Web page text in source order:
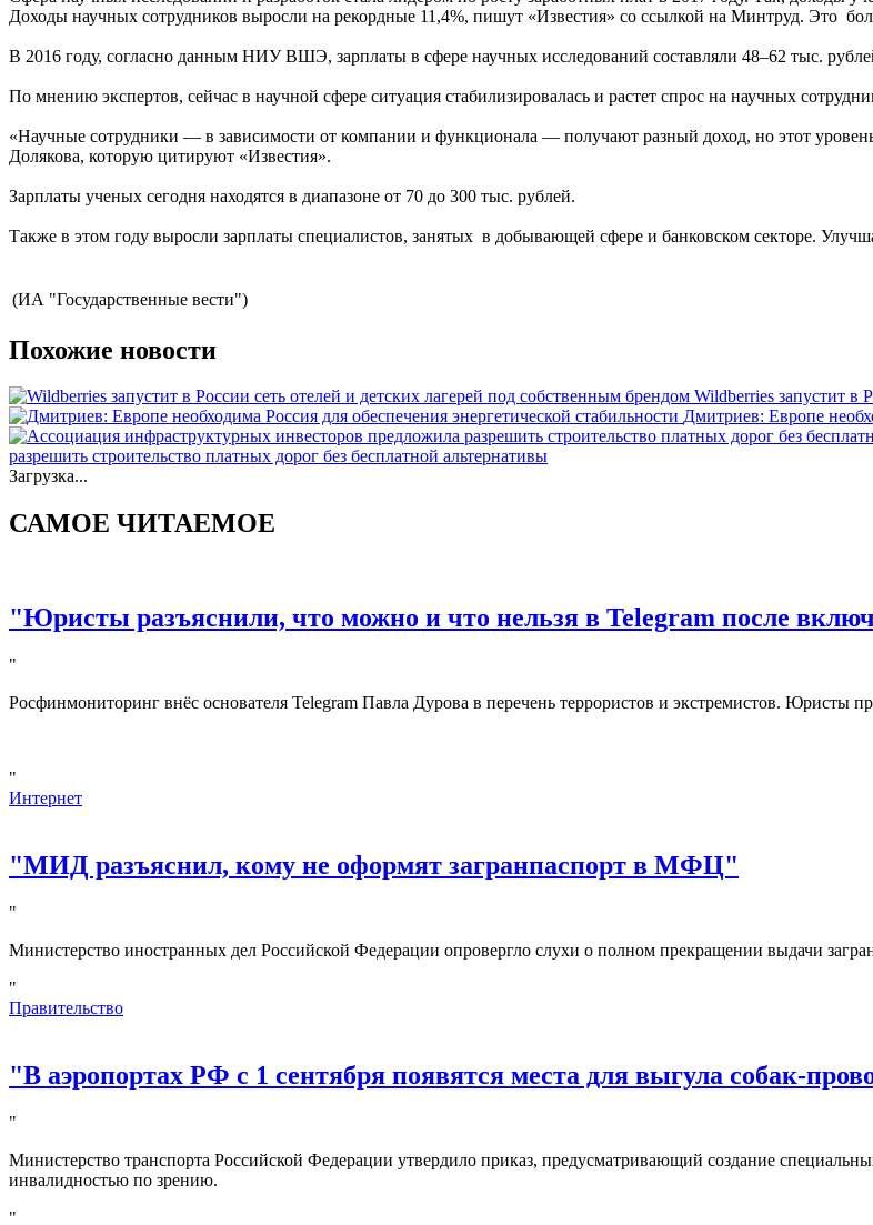
Доходы научных сотрудников выросли на рекордные 11,4%, пишут «Известия» со ссылкой на Минтруд. Это
В 2016 году, согласно данным НИУ ВШЭ, зарплаты в сфере научных исследований составляли 48–62 тыс.
По мнению экспертов, сейчас в научной сфере ситуация стабилизировалась и растет спрос на научных
«Научные сотрудники — в зависимости от компании и функционала — получают разный доход, но этот
Долякова, которую цитируют «Известия».
Зарплаты ученых сегодня находятся в диапазоне от 70 до 300 тыс. рублей.
Также в этом году выросли зарплаты специалистов, занятых в добывающей сфере и банковском секторе.
(ИА "Государственные вести")
Похожие новости
Wildberries запустит в
Дмитриев: Европе
разрешить строительство платных дорог без бесплатной альтернативы
Загрузка...
САМОЕ ЧИТАЕМОЕ
"Юристы разъяснили, что можно и что нельзя в Telegram после
"
Росфинмониторинг внёс основателя Telegram Павла Дурова в перечень террористов и экстремистов. Юристы
"
Интернет
"МИД разъяснил, кому не оформят загранпаспорт в МФЦ"
"
Министерство иностранных дел Российской Федерации опровергло слухи о полном прекращении выдачи
"
Правительство
"В аэропортах РФ с 1 сентября появятся места для выгула собак-
"
Министерство транспорта Российской Федерации утвердило приказ, предусматривающий создание
инвалидностью по зрению.
"